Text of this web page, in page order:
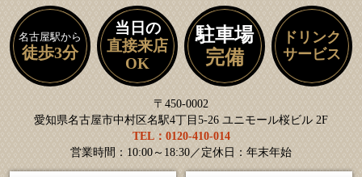
名古屋駅から
徒歩3分
当日の
直接来店
OK
駐車場
完備
ドリンク
サービス
〒450-0002
愛知県名古屋市中村区名駅4丁目5-26 ユニモール桜ビル 2F
TEL：0120-410-014
営業時間：10:00～18:30／定休日：年末年始